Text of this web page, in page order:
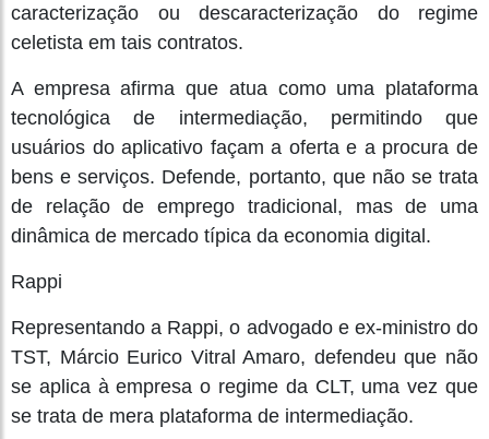
caracterização ou descaracterização do regime
celetista em tais contratos.
A empresa afirma que atua como uma plataforma
tecnológica de intermediação, permitindo que
usuários do aplicativo façam a oferta e a procura de
bens e serviços. Defende, portanto, que não se trata
de relação de emprego tradicional, mas de uma
dinâmica de mercado típica da economia digital.
Rappi
Representando a Rappi, o advogado e ex-ministro do
TST, Márcio Eurico Vitral Amaro, defendeu que não
se aplica à empresa o regime da CLT, uma vez que
se trata de mera plataforma de intermediação.